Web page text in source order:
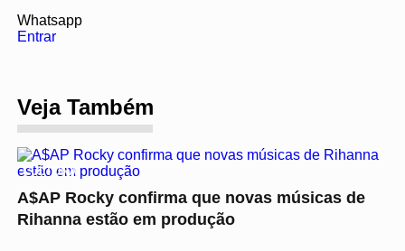
Whatsapp
Entrar
Veja Também
CULTURA
A$AP Rocky confirma que novas músicas de
Rihanna estão em produção